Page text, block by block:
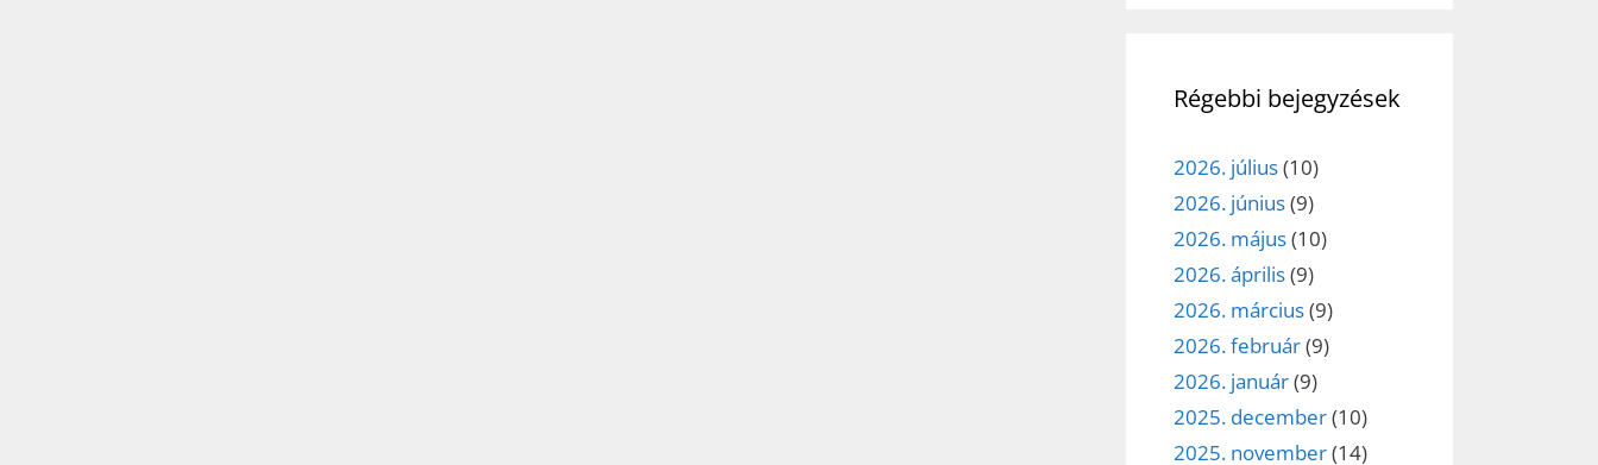
Régebbi bejegyzések
2026. július(10)
2026. június(9)
2026. május(10)
2026. április(9)
2026. március(9)
2026. február(9)
2026. január(9)
2025. december(10)
2025. november(14)